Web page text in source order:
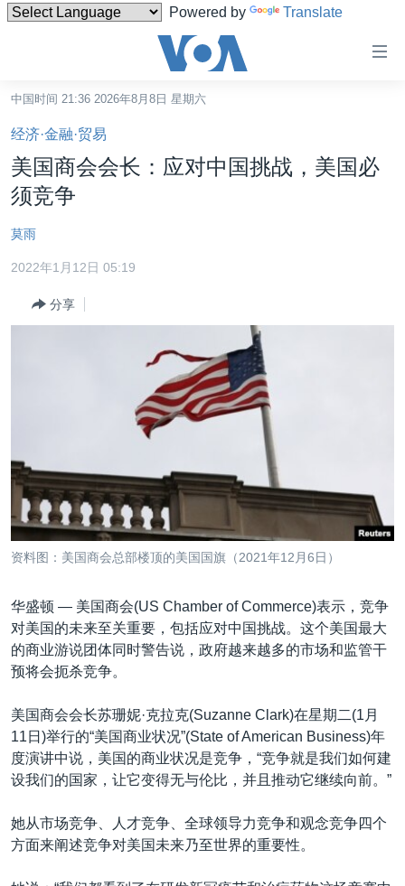
Powered by Translate
碍
链
接
跳
转
内
容
到
检
索
中国
最新国际新闻
美洲
全球议题
分类新闻
劳工
环境
美中关系
美国建国250周年
埃博拉疫情
重要讲话与声明
台海两岸关系
南中国海争端
关注新疆
GEN Z 看美国
中文广播
关注我们
其他语言网站
中国时间 21:36 2026年8月8日 星期六
经济·金融·贸易
美国商会会长：应对中国挑战，美国必
须竞争
莫雨
2022年1月12日 05:19
分享
资料图：美国商会总部楼顶的美国国旗（2021年12月6日）
华盛顿 — 美国商会(US Chamber of Commerce)表示，竞争
对美国的未来至关重要，包括应对中国挑战。这个美国最大
的商业游说团体同时警告说，政府越来越多的市场和监管干
预将会扼杀竞争。
美国商会会长苏珊妮·克拉克(Suzanne Clark)在星期二(1月
11日)举行的“美国商业状况”(State of American Business)年
度演讲中说，美国的商业状况是竞争，“竞争就是我们如何建
设我们的国家，让它变得无与伦比，并且推动它继续向前。”
她从市场竞争、人才竞争、全球领导力竞争和观念竞争四个
方面来阐述竞争对美国未来乃至世界的重要性。